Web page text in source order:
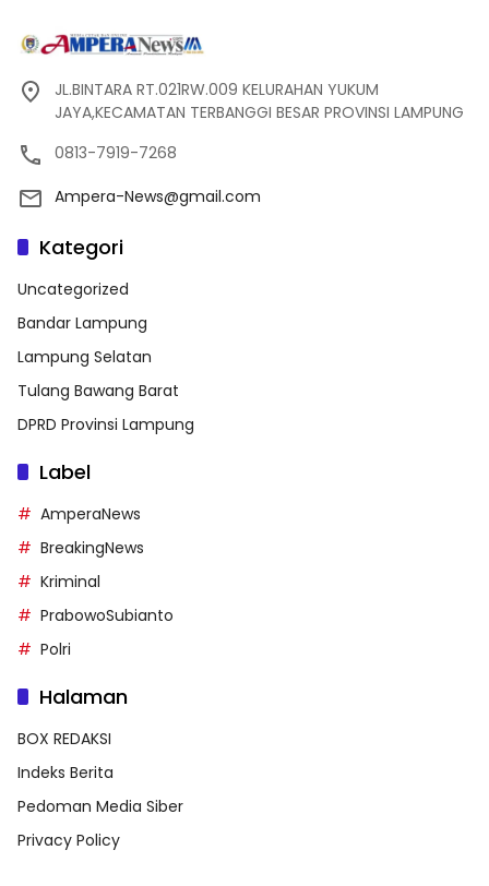
JL.BINTARA RT.021RW.009 KELURAHAN YUKUM
JAYA,KECAMATAN TERBANGGI BESAR PROVINSI LAMPUNG
0813-7919-7268
Ampera-News@gmail.com
Kategori
Uncategorized
Bandar Lampung
Lampung Selatan
Tulang Bawang Barat
DPRD Provinsi Lampung
Label
AmperaNews
BreakingNews
Kriminal
PrabowoSubianto
Polri
Halaman
BOX REDAKSI
Indeks Berita
Pedoman Media Siber
Privacy Policy